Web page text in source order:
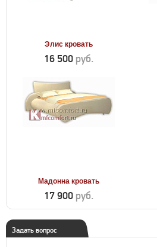
Элис кровать
16 500 руб.
Мадонна кровать
17 900 руб.
Задать вопрос